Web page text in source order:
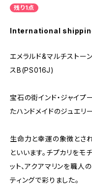
残り1点
International
エメラルド&マルチストー
スB(PS016J)
宝石の街インド・ジャイ
たハンドメイドのジュエリー
生命力と幸運の象徴とさ
といいます。チプカリをモ
ット、アクアマリンを職
ティングで彩りました。